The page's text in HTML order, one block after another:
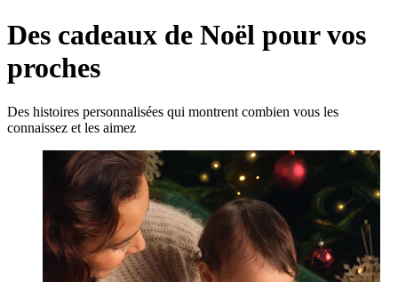
Des cadeaux de Noël pour vos
proches
Des histoires personnalisées qui montrent combien vous les
connaissez et les aimez